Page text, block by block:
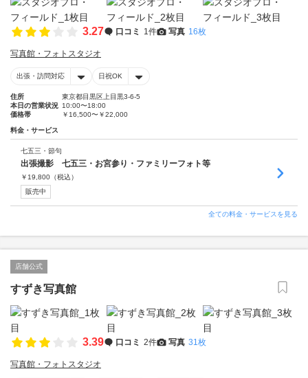
3.27 口コミ 1件 写真 16枚
写真館・フォトスタジオ
出張・訪問対応 日祝OK
住所
東京都目黒区上目黒3-6-5
本日の営業状況 10:00〜18:00
価格帯
￥16,500〜￥22,000
料金・サービス
七五三・節句
出張撮影 七五三・お宮参り・ファミリーフォト等
￥ 19,800 （税込）
販売中
全ての料金・サービスを見る
店舗公式
すずき写真館
3.39 口コミ 2件 写真 31枚
写真館・フォトスタジオ